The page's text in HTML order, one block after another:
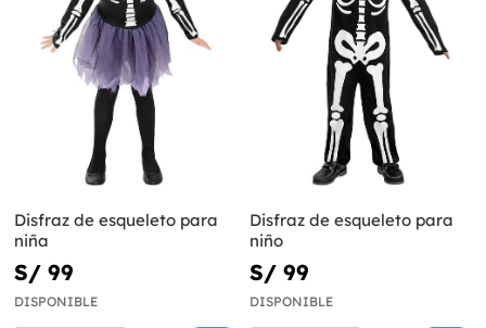
Disfraz de esqueleto para
niña
S/ 99
DISPONIBLE
Disfraz de esqueleto para
niño
S/ 99
DISPONIBLE